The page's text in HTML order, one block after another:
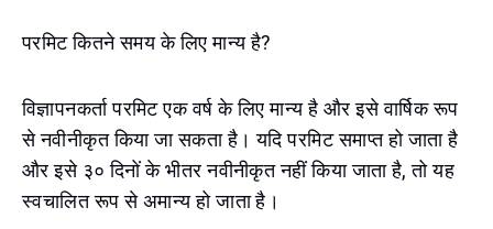
परमिट कितने समय के लिए मान्य है?
विज्ञापनकर्ता परमिट एक वर्ष के लिए मान्य है और इसे वार्षिक रूप
से नवीनीकृत किया जा सकता है। यदि परमिट समाप्त हो जाता है
और इसे ३० दिनों के भीतर नवीनीकृत नहीं किया जाता है, तो यह
स्वचालित रूप से अमान्य हो जाता है।